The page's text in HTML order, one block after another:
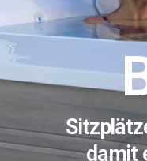
damit